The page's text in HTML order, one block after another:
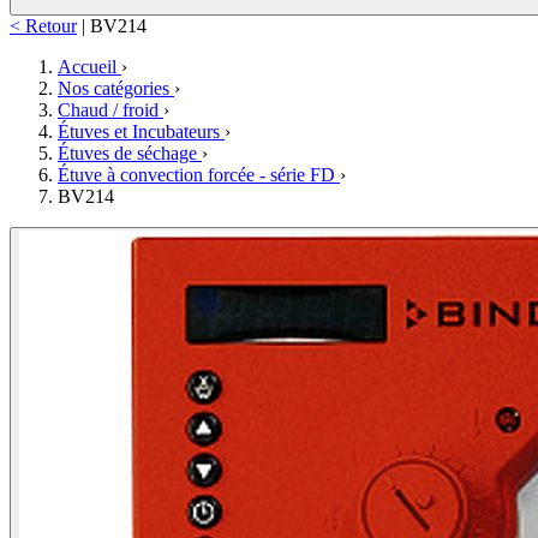
< Retour | BV214
Accueil ›
Nos catégories ›
Chaud / froid ›
Étuves et Incubateurs ›
Étuves de séchage ›
Étuve à convection forcée - série FD ›
BV214